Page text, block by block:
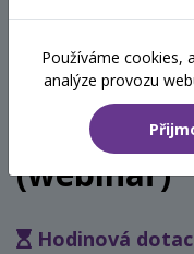
šablony
Jak
dětmi,
(webinář)
Hodinová
Používáme cookies,
analýze provozu